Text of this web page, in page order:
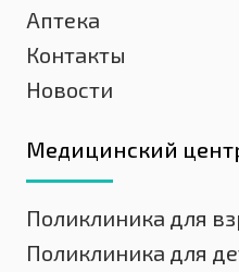
Аптека
Контакты
Новости
Медицинский
Поликлиника для
Поликлиника для